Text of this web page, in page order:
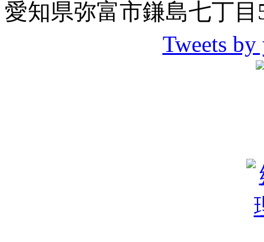
愛知県弥富市鎌島七丁目
Tweets